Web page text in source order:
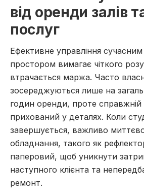
від оренди залів
послуг
Ефективне управління
простором вимагає чіткого
втрачається маржа. Часто
зосереджуються лише на
годин оренди, проте справжній
прихований у деталях. Коли
завершується, важливо
обладнання, такого як
паперовий, щоб уникнути
наступного клієнта та
ремонт.